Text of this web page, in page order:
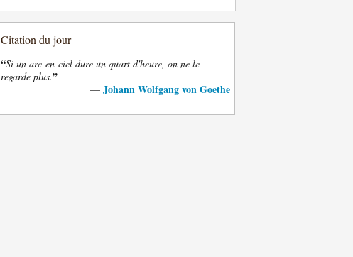
Citation du jour
“Si un arc-en-ciel dure un quart d'heure, on ne le
regarde plus.”
— Johann Wolfgang von Goethe